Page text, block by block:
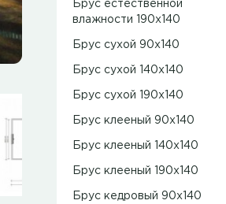
Брус естественной
влажности 190x140
Брус сухой 90x140
Брус сухой 140x140
Брус сухой 190x140
Брус клееный 90x140
Брус клееный 140x140
Брус клееный 190x140
Брус кедровый 90x140